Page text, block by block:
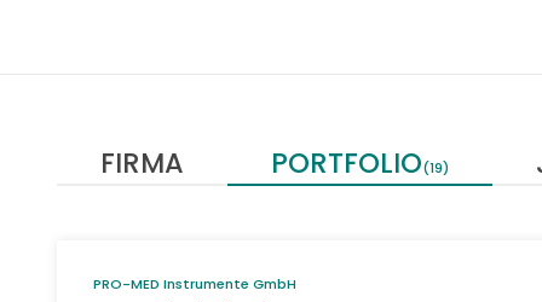
FIRMA PORTFOLIO(19)
PRO-MED Instrumente GmbH